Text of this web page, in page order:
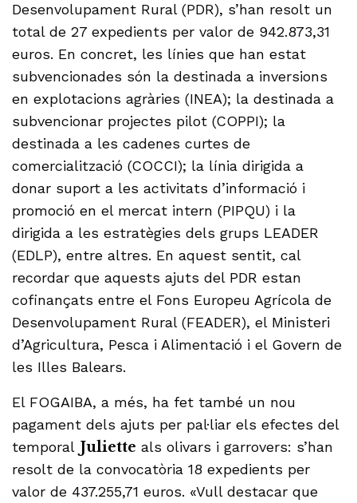
Desenvolupament Rural (PDR), s’han resolt un
total de 27 expedients per valor de 942.873,31
euros. En concret, les línies que han estat
subvencionades són la destinada a inversions
en explotacions agràries (INEA); la destinada a
subvencionar projectes pilot (COPPI); la
destinada a les cadenes curtes de
comercialització (COCCI); la línia dirigida a
donar suport a les activitats d’informació i
promoció en el mercat intern (PIPQU) i la
dirigida a les estratègies dels grups LEADER
(EDLP), entre altres. En aquest sentit, cal
recordar que aquests ajuts del PDR estan
cofinançats entre el Fons Europeu Agrícola de
Desenvolupament Rural (FEADER), el Ministeri
d’Agricultura, Pesca i Alimentació i el Govern de
les Illes Balears.
El FOGAIBA, a més, ha fet també un nou
pagament dels ajuts per pal·liar els efectes del
temporal Juliette als olivars i garrovers: s’han
resolt de la convocatòria 18 expedients per
valor de 437.255,71 euros. «Vull destacar que